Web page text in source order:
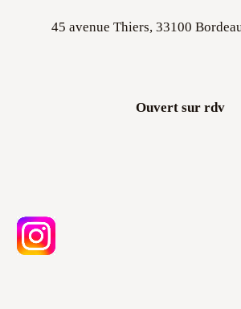
45 avenue Thiers, 33100
Ouvert sur rdv